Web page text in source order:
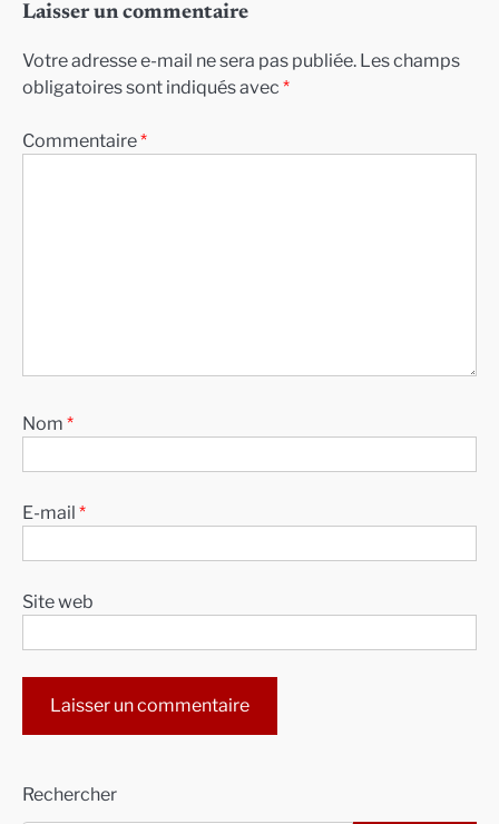
Laisser un commentaire
Votre adresse e-mail ne sera pas publiée. Les champs
obligatoires sont indiqués avec *
Commentaire*
Nom *
E-mail *
Site web
Rechercher